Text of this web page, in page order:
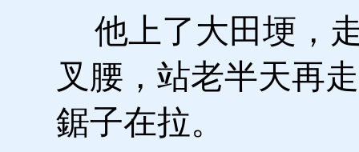
他上了大田埂，
叉腰，站老半天再
鋸子在拉。